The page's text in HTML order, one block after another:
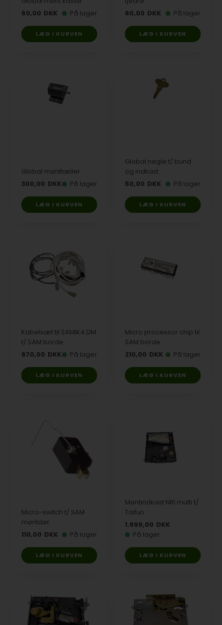
60,00 DKK På lager
60,00 DKK På lager
Global mønttæller
300,00 DKK På lager
Global nøgle t/ bund
og indkast
50,00 DKK På lager
Kabelsæt til SAMIK4 DM
t/ SAM borde
670,00 DKK På lager
Micro processor chip til
SAM borde
210,00 DKK På lager
Micro-switch t/ SAM
møntdør
110,00 DKK På lager
Møntindkast NRI multi t/
Taifun
1.999,00 DKK
På lager